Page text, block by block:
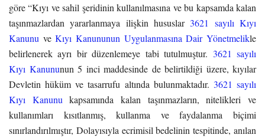
göre “Kıyı ve sahil şeridinin kullanılmasına ve bu kapsamda kalan
taşınmazlardan yararlanmaya ilişkin hususlar 3621 sayılı Kıyı
Kanunu veKıyı Kanununun Uygulanmasına Dair Yönetmelikle
belirlenerek ayrı bir düzenlemeye tabi tutulmuştur. 3621 sayılı
Kıyı Kanununun 5 inci maddesinde de belirtildiği üzere, kıyılar
Devletin hüküm ve tasarrufu altında bulunmaktadır. 3621 sayılı
Kıyı Kanunu kapsamında kalan taşınmazların, nitelikleri ve
kullanımları kısıtlanmış, kullanma ve faydalanma biçimi
sınırlandırılmıştır, Dolayısıyla ecrimisil bedelinin tespitinde, anılan